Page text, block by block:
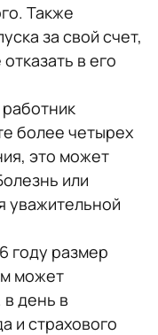
Также
за свой счет,
в его
более четырех
это может
или
уважительной
году размер
может
в день в
и страхового